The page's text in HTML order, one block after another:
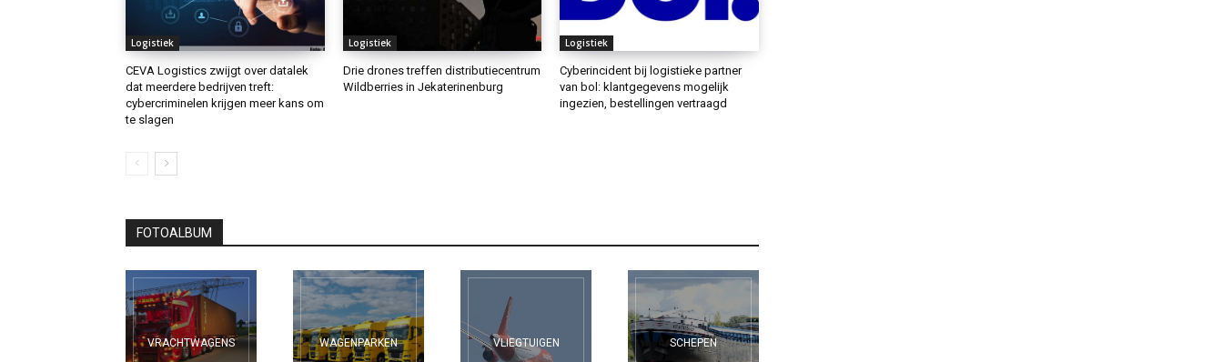
Logistiek
CEVA Logistics zwijgt over datalek
dat meerdere bedrijven treft:
cybercriminelen krijgen meer kans om
te slagen
Logistiek
Drie drones treffen distributiecentrum
Wildberries in Jekaterinenburg
Logistiek
Cyberincident bij logistieke partner
van bol: klantgegevens mogelijk
ingezien, bestellingen vertraagd
FOTOALBUM
VRACHTWAGENS WAGENPARKEN VLIEGTUIGEN SCHEPEN